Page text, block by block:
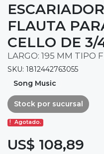
FLAUTA
CELLO DE
LARGO: 195 MM TIPO
SKU: 1812442763055
Song Music
Stock por sucursal
Agotado.
US$ 108,89